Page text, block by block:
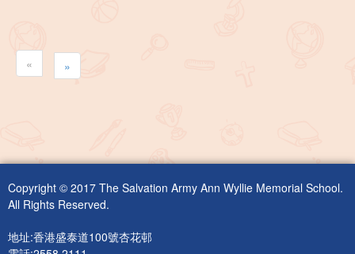
« »
Copyright © 2017 The Salvation Army Ann Wyllie Memorial School.
All Rights Reserved.
地址:香港盛泰道100號杏花邨